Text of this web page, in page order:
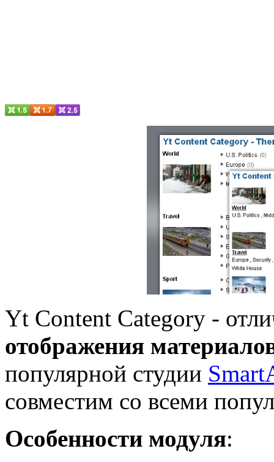
Yt Content Category -
отображения
популярной студии
совместим со всеми
Особенности модуля: